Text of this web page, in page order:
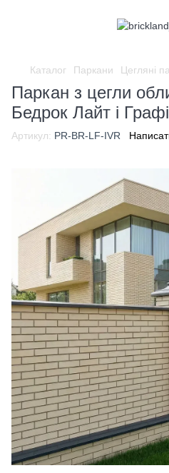
Каталог Паркани Цегляні
Паркан з цегли
Бедрок Лайт і
Артикул: PR-BR-LF-IVR